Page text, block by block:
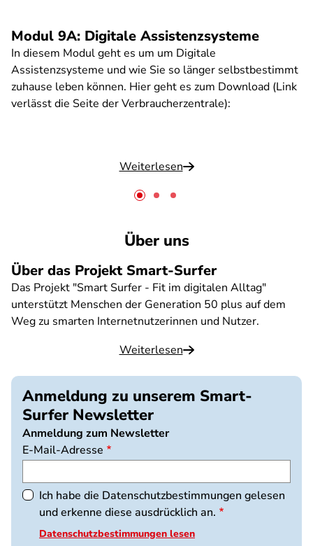
Modul 9A: Digitale Assistenzsysteme
In diesem Modul geht es um um Digitale
Assistenzsysteme und wie Sie so länger selbstbestimmt
zuhause leben können. Hier geht es zum Download (Link
verlässt die Seite der Verbraucherzentrale):
Weiterlesen
Über uns
Über das Projekt Smart-Surfer
Das Projekt "Smart Surfer - Fit im digitalen Alltag"
unterstützt Menschen der Generation 50 plus auf dem
Weg zu smarten Internetnutzerinnen und Nutzer.
Weiterlesen
Anmeldung zu unserem Smart-
Surfer Newsletter
Anmeldung zum Newsletter
E-Mail-Adresse
Ich habe die Datenschutzbestimmungen gelesen
und erkenne diese ausdrücklich an.
Datenschutzbestimmungen lesen